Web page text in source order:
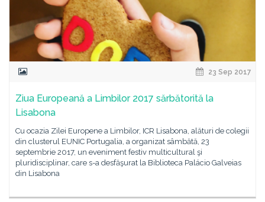
23 Sep 2017
Ziua Europeană a Limbilor 2017 sărbătorită la
Lisabona
Cu ocazia Zilei Europene a Limbilor, ICR Lisabona, alături de colegii
din clusterul EUNIC Portugalia, a organizat sâmbătă, 23
septembrie 2017, un eveniment festiv multicultural şi
pluridisciplinar, care s-a desfăşurat la Biblioteca Palácio Galveias
din Lisabona